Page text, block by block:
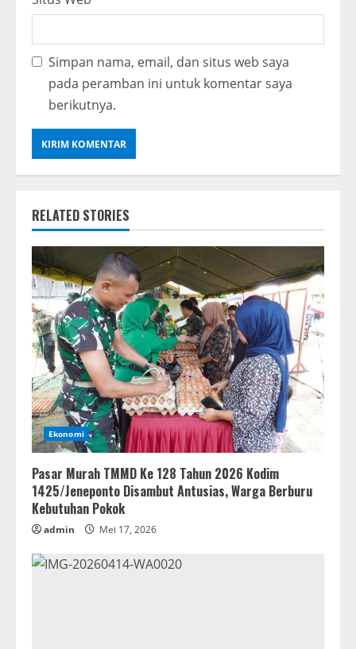
Simpan nama, email, dan situs web saya
pada peramban ini untuk komentar saya
berikutnya.
RELATED STORIES
Ekonomi
Pasar Murah TMMD Ke 128 Tahun 2026 Kodim
1425/Jeneponto Disambut Antusias, Warga Berburu
Kebutuhan Pokok
admin Mei 17, 2026